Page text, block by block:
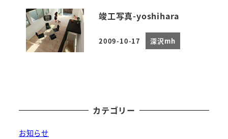
竣工写真-yoshihara
投稿日
2009-10-17 深沢mh
カテゴリー
お知らせ